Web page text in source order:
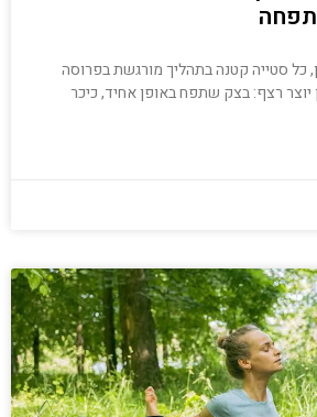
כל סטייה קטנה בתהליך מורגשת בפרוסה
יוצר רצף: בצק שתפח באופן אחיד, כיכר